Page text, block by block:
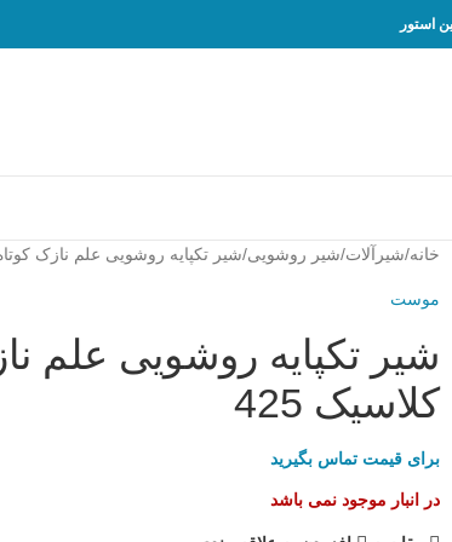
خانه شیرآلات شیر روشویی شیر تکپایه روشویی علم نازک
موست
شیر تکپایه روشویی علم
کلاسیک 425
برای قیمت تماس بگیرید
در انبار موجود نمی باشد